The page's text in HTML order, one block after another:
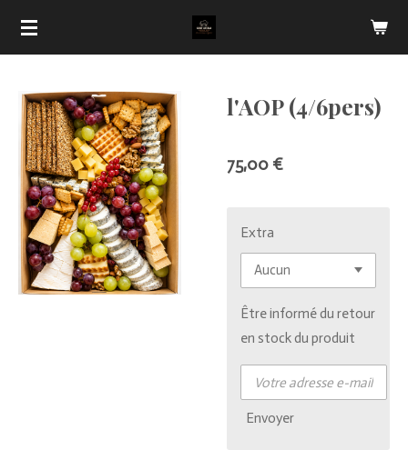
Passer
principal
l'AOP (4/6pers)
75,00 €
Extra
Être informé du retour
en stock du produit
Envoyer